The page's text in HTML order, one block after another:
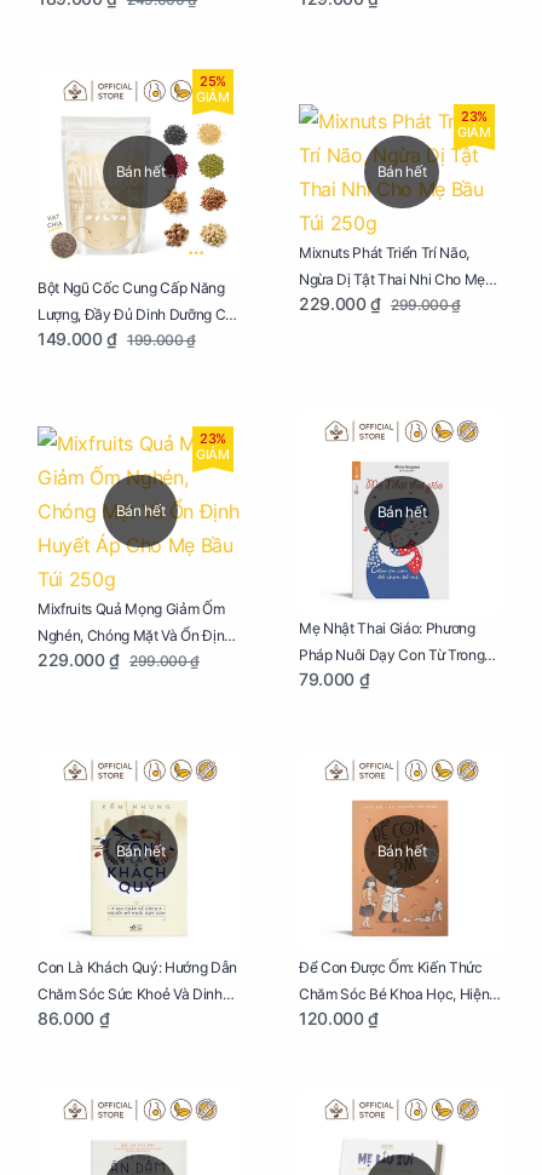
Bán hết
25%
GIẢM
Bột Ngũ Cốc Cung Cấp Năng
Lượng, Đầy Đủ Dinh Dưỡng Cho
Mẹ Bầu Túi 250g
149.000 ₫ 199.000 ₫
Bán hết
23%
GIẢM
Mixnuts Phát Triển Trí Não,
Ngừa Dị Tật Thai Nhi Cho Mẹ
Bầu Túi 250g
229.000 ₫ 299.000 ₫
Bán hết
23%
GIẢM
Mixfruits Quả Mọng Giảm Ốm
Nghén, Chóng Mặt Và Ổn Định
Huyết Áp Cho Mẹ Bầu Túi 250g
229.000 ₫ 299.000 ₫
Bán hết
Mẹ Nhật Thai Giáo: Phương
Pháp Nuôi Dạy Con Từ Trong
Bụng Mẹ
79.000 ₫
Bán hết
Con Là Khách Quý: Hướng Dẫn
Chăm Sóc Sức Khoẻ Và Dinh
Dưỡng Cho Bé
86.000 ₫
Bán hết
Để Con Được Ốm: Kiến Thức
Chăm Sóc Bé Khoa Học, Hiện
Đại
120.000 ₫